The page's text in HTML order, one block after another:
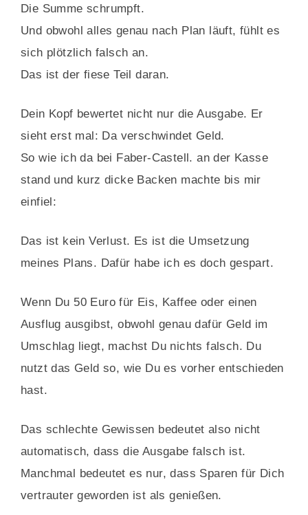
Die Summe schrumpft.
Und obwohl alles genau nach Plan läuft, fühlt es
sich plötzlich falsch an.
Das ist der fiese Teil daran.
Dein Kopf bewertet nicht nur die Ausgabe. Er
sieht erst mal: Da verschwindet Geld.
So wie ich da bei Faber-Castell. an der Kasse
stand und kurz dicke Backen machte bis mir
einfiel:
Das ist kein Verlust. Es ist die Umsetzung
meines Plans. Dafür habe ich es doch gespart.
Wenn Du 50 Euro für Eis, Kaffee oder einen
Ausflug ausgibst, obwohl genau dafür Geld im
Umschlag liegt, machst Du nichts falsch. Du
nutzt das Geld so, wie Du es vorher entschieden
hast.
Das schlechte Gewissen bedeutet also nicht
automatisch, dass die Ausgabe falsch ist.
Manchmal bedeutet es nur, dass Sparen für Dich
vertrauter geworden ist als genießen.